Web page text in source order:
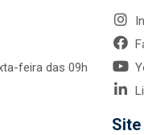
feira das 09h